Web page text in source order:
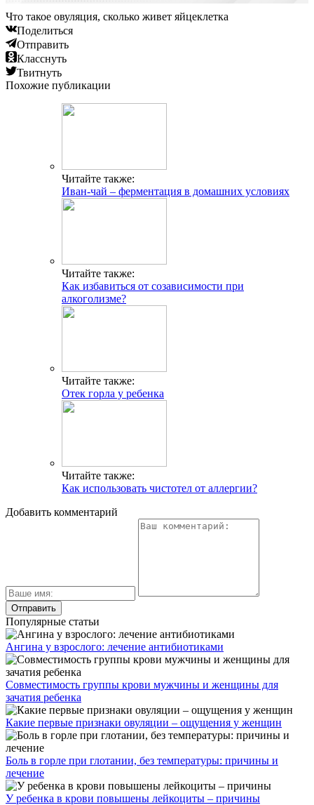
Что такое овуляция, сколько живет яйцеклетка
Поделиться
Отправить
Класснуть
Твитнуть
Похожие публикации
Читайте также:
Иван-чай – ферментация в домашних условиях
Читайте также:
Как избавиться от созависимости при
алкоголизме?
Читайте также:
Отек горла у ребенка
Читайте также:
Как использовать чистотел от аллергии?
Добавить комментарий
Популярные статьи
Ангина у взрослого: лечение антибиотиками
Совместимость группы крови мужчины и женщины для
зачатия ребенка
Какие первые признаки овуляции – ощущения у женщин
Боль в горле при глотании, без температуры: причины и
лечение
У ребенка в крови повышены лейкоциты – причины